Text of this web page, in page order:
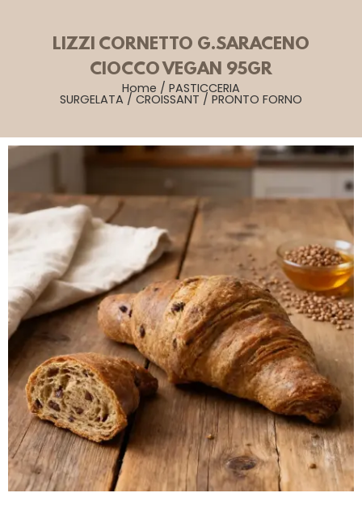
LIZZI CORNETTO G.SARACENO
CIOCCO VEGAN 95GR
Home / PASTICCERIA
SURGELATA / CROISSANT / PRONTO FORNO